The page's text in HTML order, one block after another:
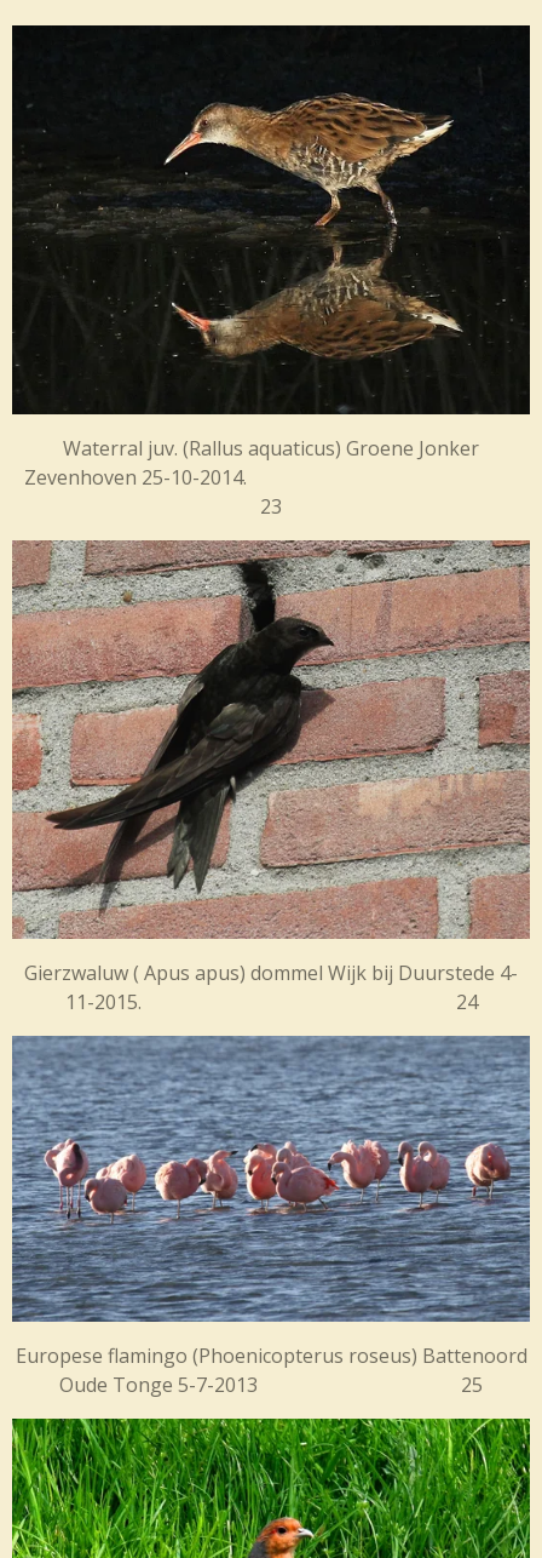
Waterral juv. (Rallus aquaticus) Groene Jonker
Zevenhoven 25-10-2014.
23
Gierzwaluw ( Apus apus) dommel Wijk bij Duurstede 4-
11-2015. 24
Europese flamingo (Phoenicopterus roseus) Battenoord
Oude Tonge 5-7-2013 25